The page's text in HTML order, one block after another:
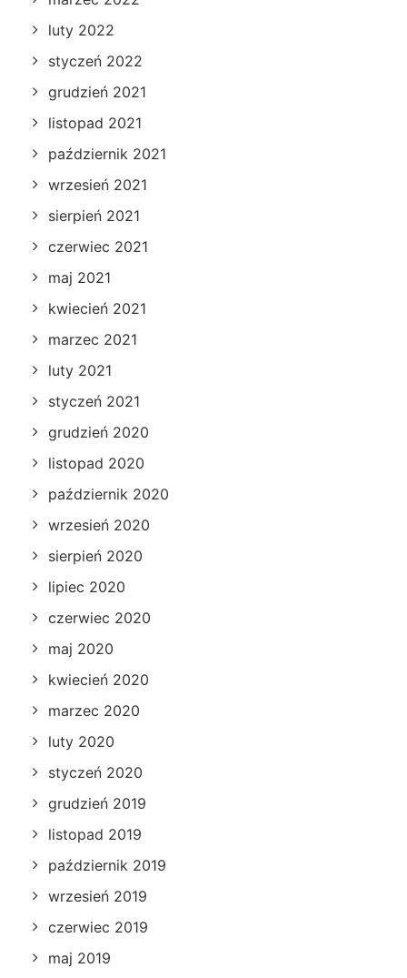
luty 2022
styczeń 2022
grudzień 2021
listopad 2021
październik 2021
wrzesień 2021
sierpień 2021
czerwiec 2021
maj 2021
kwiecień 2021
marzec 2021
luty 2021
styczeń 2021
grudzień 2020
listopad 2020
październik 2020
wrzesień 2020
sierpień 2020
lipiec 2020
czerwiec 2020
maj 2020
kwiecień 2020
marzec 2020
luty 2020
styczeń 2020
grudzień 2019
listopad 2019
październik 2019
wrzesień 2019
czerwiec 2019
maj 2019